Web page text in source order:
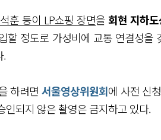
훈 등이 LP쇼핑 장면을회현 지하
정도로 가성비에 교통 연결성을
.
하려면 서울영상위원회에 사전 신
인되지 않은 촬영은 금지하고 있다.